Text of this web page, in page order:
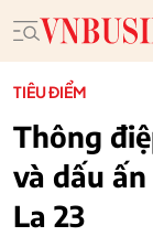
TIÊU ĐIỂM
Thông
và dấu
La 23